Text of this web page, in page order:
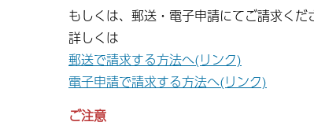
もしくは、郵送・電子申請にてご請求くだ
詳しくは
郵送で請求する方法へ(リンク)
電子申請で請求する方法へ(リンク)
ご注意